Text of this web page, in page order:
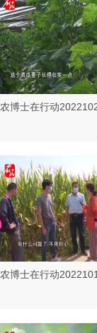
农博士在行动
农博士在行动